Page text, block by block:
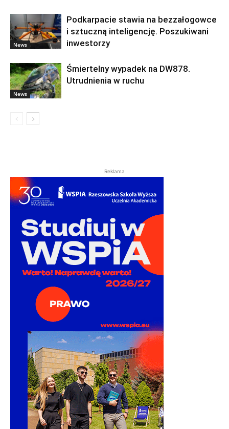
News
Podkarpacie stawia na bezzałogowce
i sztuczną inteligencję. Poszukiwani
inwestorzy
News
Śmiertelny wypadek na DW878.
Utrudnienia w ruchu
Reklama